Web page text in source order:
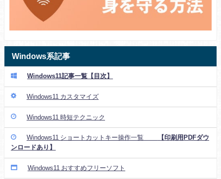
Windows系記事
Windows11記事一覧【目次】
Windows11 カスタマイズ
Windows11 時短テクニック
Windows11 ショートカットキー操作一覧
【印刷用PDFダウ
ンロードあり】
Windows11 おすすめフリーソフト